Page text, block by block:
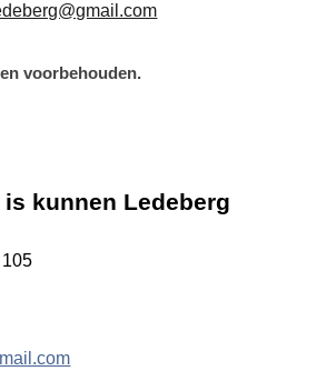
voorbehouden.
is kunnen Ledeberg